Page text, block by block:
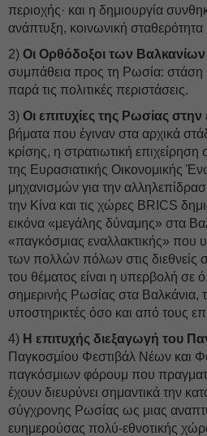
περιοχής· και η δημιουργία
ανάπτυξη, κοινωνική σταθερότητα
2) Οι Ορθόδοξοι των Βαλκανίων
συμπάθεια προς τη Ρωσία: στάση
παρά τις πολιτικές περιστάσεις.
3) Οι επιτυχίες της Ρωσίας στην
βήματα που έγιναν στα αρχικά
κρίσης, η στρατιωτική
της Ευρασιατικής Οικονομικής
μηχανισμών για την
την Κίνα και τις χώρες BRICS
εικόνα «μεγάλης δύναμης» στα
«παγκόσμιας εναλλακτικής» που
των πολλών πόλων στις διεθνείς
του θέματος είναι η υπερβολή σε
σημερινής Ρωσίας στα Βαλκάνια,
υποστηρικτές όσο και από τους
4) Η επιτυχής διεξαγωγή του
Παγκοσμίου Φεστιβάλ Νέων και
παγκόσμιων φόρουμ που
έχουν διευρύνει σημαντικά την
σύγχρονης Ρωσίας ως μιας
ευημερούσας πολύ-εθνοτικής